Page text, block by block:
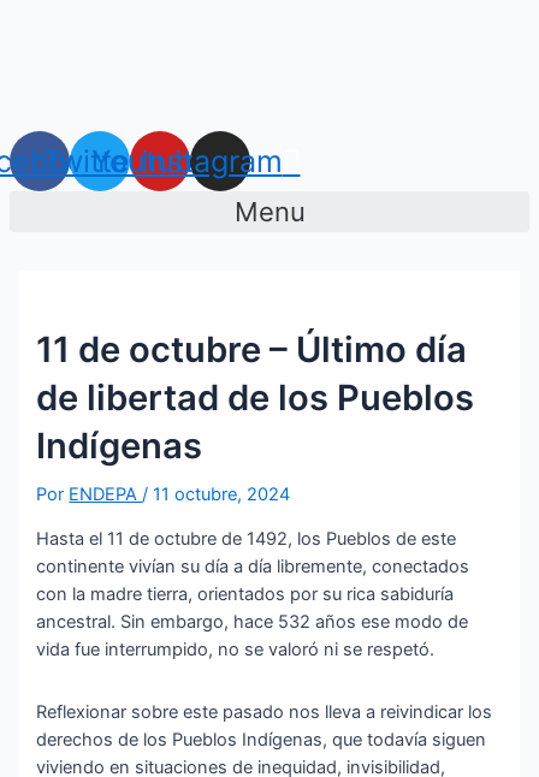
TwitterYoutube
Instagram
Menu
11 de octubre – Último día
de libertad de los Pueblos
Indígenas
Por ENDEPA/11 octubre, 2024
Hasta el 11 de octubre de 1492, los Pueblos de este
continente vivían su día a día libremente, conectados
con la madre tierra, orientados por su rica sabiduría
ancestral. Sin embargo, hace 532 años ese modo de
vida fue interrumpido, no se valoró ni se respetó.
Reflexionar sobre este pasado nos lleva a reivindicar los
derechos de los Pueblos Indígenas, que todavía siguen
viviendo en situaciones de inequidad, invisibilidad,